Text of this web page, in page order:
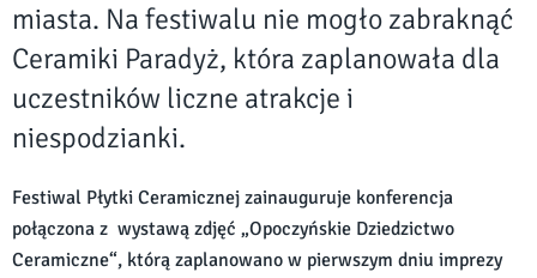
miasta. Na festiwalu nie mogło zabraknąć
Ceramiki Paradyż, która zaplanowała dla
uczestników liczne atrakcje i
niespodzianki.
Festiwal Płytki Ceramicznej zainauguruje konferencja
połączona z wystawą zdjęć „Opoczyńskie Dziedzictwo
Ceramiczne“, którą zaplanowano w pierwszym dniu imprezy